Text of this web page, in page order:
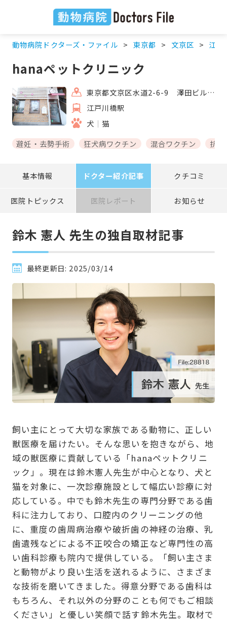
動物病院ドクターズ・ファイル 東京都 文京区 江戸
hanaペットクリニック
東京都文京区水道2-6-9 澤田ビル1F
江戸川橋駅
犬
猫
避妊・去勢手術
狂犬病ワクチン 混合ワクチン 抗
基本情報 ドクター紹介記事 クチコミ
医院トピックス 医院レポート お知らせ
鈴木 憲人 先生の独自取材記事
最終更新日: 2025/03/14
飼い主にとって大切な家族である動物に、正しい
獣医療を届けたい。そんな思いを抱きながら、地
域の獣医療に貢献している「hanaペットクリニ
ック」。現在は鈴木憲人先生が中心となり、犬と
猫を対象に、一次診療施設として幅広い診療に対
応している。中でも鈴木先生の専門分野である歯
科に注力しており、口腔内のクリーニングの他
に、重度の歯周病治療や破折歯の神経の治療、乳
歯遺残などによる不正咬合の矯正など専門性の高
い歯科診療も院内で提供している。「飼い主さま
と動物がより良い生活を送れるように、さまざま
な技術を磨いてきました。得意分野である歯科は
もちろん、それ以外の分野のことも何でもご相談
ください」と優しい笑顔で話す鈴木先生。取材で